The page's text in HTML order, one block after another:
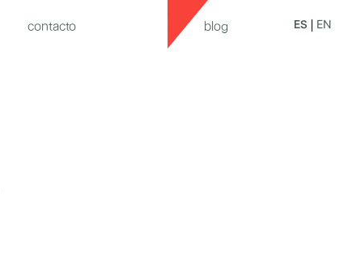
contacto blog ES EN